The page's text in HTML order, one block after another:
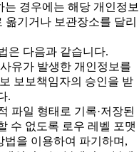
경우에는 해당 개인정보
기거나 보관장소를 달리
은 다음과 같습니다.
유가 발생한 개인정보를
보보책임자의 승인을 받
.
파일 형태로 기록·저장된
수 없도록 로우 레벨 포맷
법을 이용하여 파기하며,